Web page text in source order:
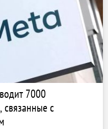
7000
связанные с